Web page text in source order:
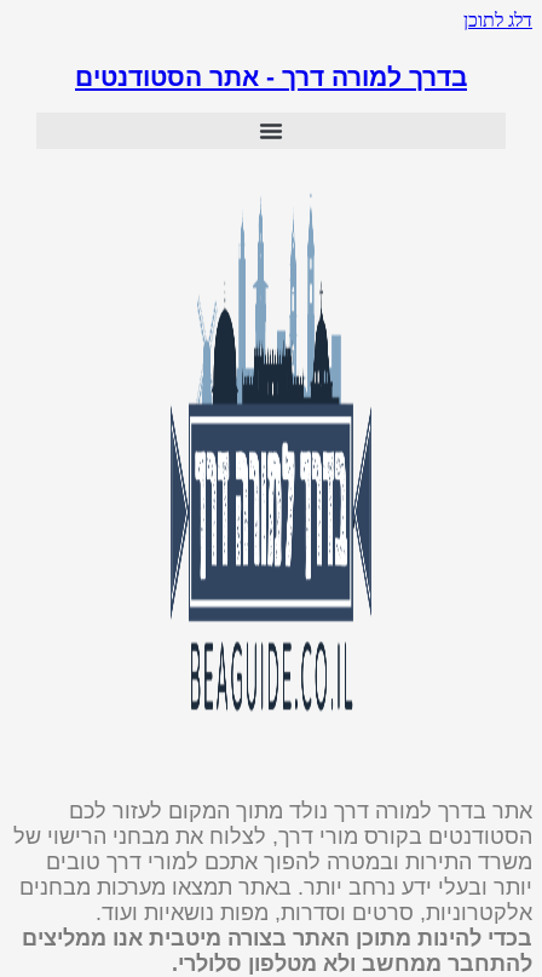
דלג לתוכן
בדרך למורה דרך - אתר הסטודנטים
אתר בדרך למורה דרך נולד מתוך המקום לעזור לכם
הסטודנטים בקורס מורי דרך, לצלוח את מבחני הרישוי של
משרד התירות ובמטרה להפוך אתכם למורי דרך טובים
יותר ובעלי ידע נרחב יותר. באתר תמצאו מערכות מבחנים
אלקטרוניות, סרטים וסדרות, מפות נושאיות ועוד.
בכדי להינות מתוכן האתר בצורה מיטבית אנו ממליצים
להתחבר ממחשב ולא מטלפון סלולרי.